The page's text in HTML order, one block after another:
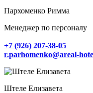
Смотреть все
Всё про свадьбы
Церемонии
Оформление и
Фото и видеосъемка
Пархоменко Римма
Менеджер по персоналу
+7 (926) 207-38-05
r.parhomenko@areal-
Штеле Елизавета